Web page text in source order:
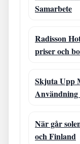
Samarbete
Radisson
priser och
Skjuta Upp
När går
och Finland